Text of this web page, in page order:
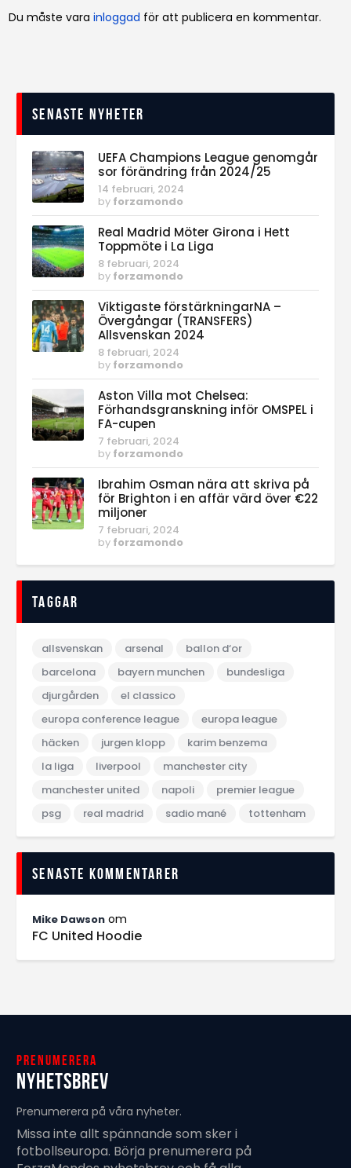
Du måste varainloggad för att publicera en kommentar.
Senaste nyheter
UEFA Champions League genomgår
sor förändring från 2024/25
14 februari, 2024
by forzamondo
Real Madrid Möter Girona i Hett
Toppmöte i La Liga
8 februari, 2024
by forzamondo
Viktigaste förstärkningarNA –
Övergångar (TRANSFERS)
Allsvenskan 2024
8 februari, 2024
by forzamondo
Aston Villa mot Chelsea:
Förhandsgranskning inför OMSPEL i
FA-cupen
7 februari, 2024
by forzamondo
Ibrahim Osman nära att skriva på
för Brighton i en affär värd över €22
miljoner
7 februari, 2024
by forzamondo
Taggar
allsvenskan arsenal
ballon d‘or
barcelona
bayern munchen
bundesliga
djurgården
el classico
europa conference league
europa league
häcken
jurgen klopp
karim benzema
la liga
liverpool
manchester city
manchester united
napoli
premier league
psg
real madrid sadio mané tottenham
Senaste kommentarer
Mike Dawson om
FC United Hoodie
Prenumerera
Nyhetsbrev
Prenumerera på våra nyheter.
Missa inte allt spännande som sker i
fotbollseuropa. Börja prenumerera på